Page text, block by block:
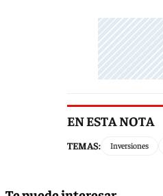
EN ESTA NOTA
TEMAS: Inversiones